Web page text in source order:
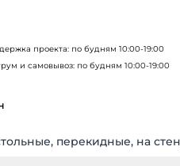
проекта: по будням 10:00-19:00
и самовывоз: по будням 10:00-19:00
перекидные, на